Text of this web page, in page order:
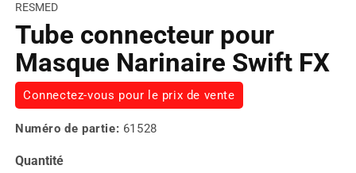
RESMED
Tube connecteur pour
Masque Narinaire Swift FX
Connectez-vous pour le prix de vente
Numéro de partie: 61528
Quantité